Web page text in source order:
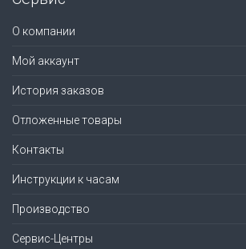
О компании
Мой аккаунт
История заказов
Отложенные товары
Контакты
Инструкции к часам
Производство
Сервис-Центры